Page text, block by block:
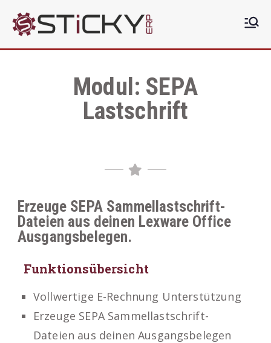
ERP
Die clevere ERP Lösung
Modul: SEPA
Lastschrift
Erzeuge SEPA Sammellastschrift-
Dateien aus deinen Lexware Office
Ausgangsbelegen.
Funktionsübersicht
Vollwertige E-Rechnung Unterstützung
Erzeuge SEPA Sammellastschrift-
Dateien aus deinen Ausgangsbelegen